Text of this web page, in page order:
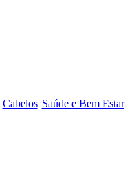
Cabelos Saúde e Bem Estar